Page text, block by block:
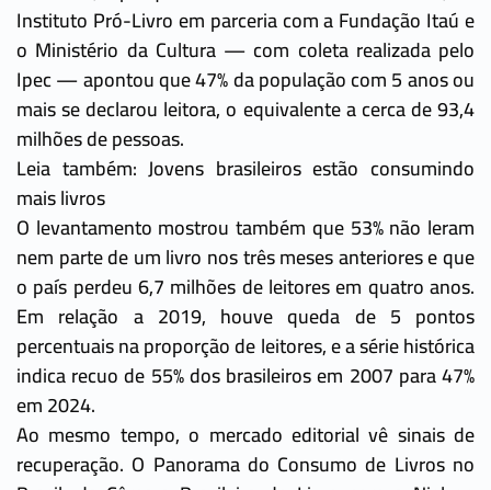
Instituto Pró-Livro em parceria com a Fundação Itaú e
o Ministério da Cultura — com coleta realizada pelo
Ipec — apontou que 47% da população com 5 anos ou
mais se declarou leitora, o equivalente a cerca de 93,4
milhões de pessoas.
Leia também: Jovens brasileiros estão consumindo
mais livros
O levantamento mostrou também que 53% não leram
nem parte de um livro nos três meses anteriores e que
o país perdeu 6,7 milhões de leitores em quatro anos.
Em relação a 2019, houve queda de 5 pontos
percentuais na proporção de leitores, e a série histórica
indica recuo de 55% dos brasileiros em 2007 para 47%
em 2024.
Ao mesmo tempo, o mercado editorial vê sinais de
recuperação. O Panorama do Consumo de Livros no